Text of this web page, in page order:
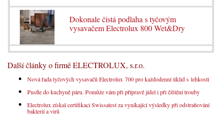
Dokonale čistá podlaha s tyčovým
vysavačem Electrolux 800 Wet&Dry
Další články o firmě ELECTROLUX, s.r.o.
Nová řada tyčových vysavačů Electrolux 700 pro každodenní úklid s lehkostí
Pusťte do kuchyně páru. Pomůže vám při přípravě jídel i při čištění trouby
Electrolux získal certifikaci Swissatest za vynikající výsledky při odstraňování
bakterií a virů